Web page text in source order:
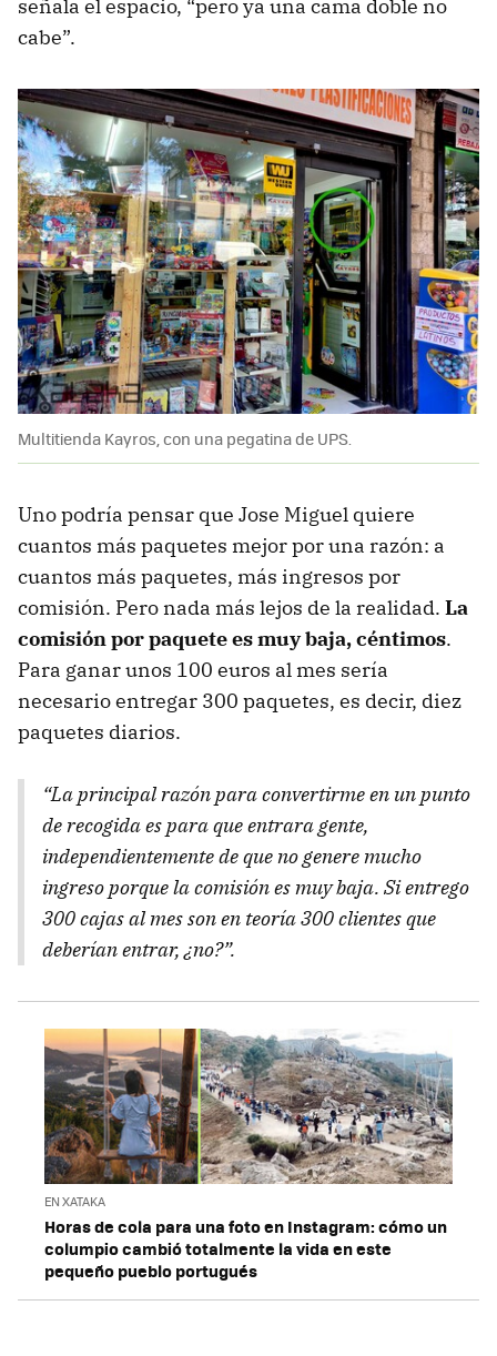
señala el espacio, “pero ya una cama doble no
cabe”.
Multitienda Kayros, con una pegatina de UPS.
Uno podría pensar que Jose Miguel quiere
cuantos más paquetes mejor por una razón: a
cuantos más paquetes, más ingresos por
comisión. Pero nada más lejos de la realidad. La
comisión por paquete es muy baja, céntimos.
Para ganar unos 100 euros al mes sería
necesario entregar 300 paquetes, es decir, diez
paquetes diarios.
“La principal razón para convertirme en un punto
de recogida es para que entrara gente,
independientemente de que no genere mucho
ingreso porque la comisión es muy baja. Si entrego
300 cajas al mes son en teoría 300 clientes que
deberían entrar, ¿no?”.
EN XATAKA
Horas de cola para una foto en Instagram: cómo un
columpio cambió totalmente la vida en este
pequeño pueblo portugués